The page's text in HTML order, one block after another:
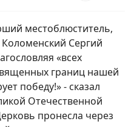
местоблюститель,
Сергий
«всех
границ нашей
победу!» - сказал
Отечественной
пронесла через